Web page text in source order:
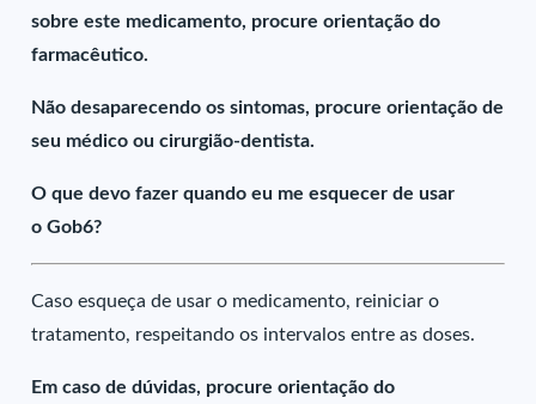
sobre este medicamento, procure orientação do
farmacêutico.
Não desaparecendo os sintomas, procure orientação de
seu médico ou cirurgião-dentista.
O que devo fazer quando eu me esquecer de usar
o Gob6?
Caso esqueça de usar o medicamento, reiniciar o
tratamento, respeitando os intervalos entre as doses.
Em caso de dúvidas, procure orientação do